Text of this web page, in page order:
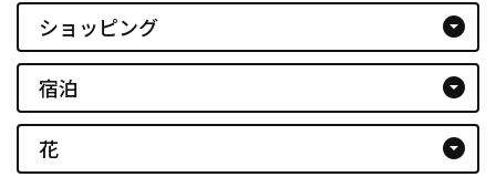
ショッピング arrow_drop_down_circle
宿泊 arrow_drop_down_circle
花 arrow_drop_down_circle